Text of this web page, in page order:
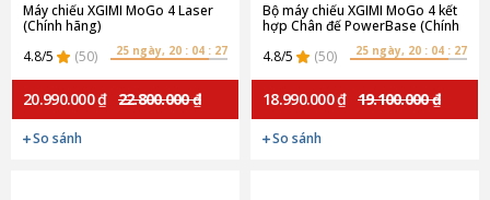
Máy chiếu XGIMI MoGo 4 Laser
(Chính hãng)
4.8/5
(50) 25 ngày, 20 : 04 : 27
20.990.000 ₫ 22.800.000 ₫
So sánh
Bộ máy chiếu XGIMI MoGo 4 kết
hợp Chân đế PowerBase (Chính
4.8/5
(50) 25 ngày, 20 : 04 : 27
18.990.000 ₫ 19.100.000 ₫
So sánh